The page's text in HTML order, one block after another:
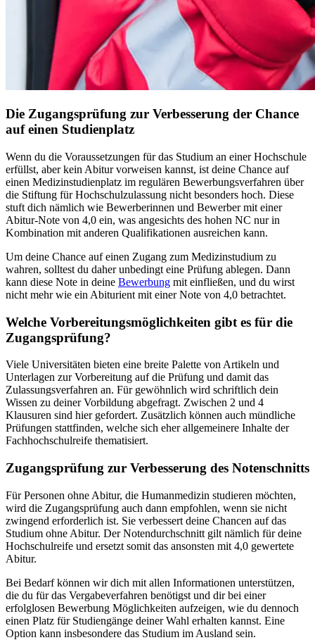
Die Zugangsprüfung zur Verbesserung der Chance
auf einen Studienplatz
Wenn du die Voraussetzungen für das Studium an einer Hochschule
erfüllst, aber kein Abitur vorweisen kannst, ist deine Chance auf
einen Medizinstudienplatz im regulären Bewerbungsverfahren über
die Stiftung für Hochschulzulassung nicht besonders hoch. Diese
stuft dich nämlich wie Bewerberinnen und Bewerber mit einer
Abitur-Note von 4,0 ein, was angesichts des hohen NC nur in
Kombination mit anderen Qualifikationen ausreichen kann.
Um deine Chance auf einen Zugang zum Medizinstudium zu
wahren, solltest du daher unbedingt eine Prüfung ablegen. Dann
kann diese Note in deine Bewerbung mit einfließen, und du wirst
nicht mehr wie ein Abiturient mit einer Note von 4,0 betrachtet.
Welche Vorbereitungsmöglichkeiten gibt es für die
Zugangsprüfung?
Viele Universitäten bieten eine breite Palette von Artikeln und
Unterlagen zur Vorbereitung auf die Prüfung und damit das
Zulassungsverfahren an. Für gewöhnlich wird schriftlich dein
Wissen zu deiner Vorbildung abgefragt. Zwischen 2 und 4
Klausuren sind hier gefordert. Zusätzlich können auch mündliche
Prüfungen stattfinden, welche sich eher allgemeinere Inhalte der
Fachhochschulreife thematisiert.
Zugangsprüfung zur Verbesserung des Notenschnitts
Für Personen ohne Abitur, die Humanmedizin studieren möchten,
wird die Zugangsprüfung auch dann empfohlen, wenn sie nicht
zwingend erforderlich ist. Sie verbessert deine Chancen auf das
Studium ohne Abitur. Der Notendurchschnitt gilt nämlich für deine
Hochschulreife und ersetzt somit das ansonsten mit 4,0 gewertete
Abitur.
Bei Bedarf können wir dich mit allen Informationen unterstützen,
die du für das Vergabeverfahren benötigst und dir bei einer
erfolglosen Bewerbung Möglichkeiten aufzeigen, wie du dennoch
einen Platz für Studiengänge deiner Wahl erhalten kannst. Eine
Option kann insbesondere das Studium im Ausland sein.